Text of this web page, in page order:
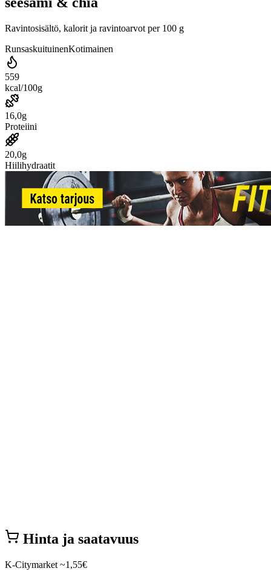
Ravintosisältö, kalorit ja ravintoarvot per 100 g
RunsaskuituinenKotimainen
559
kcal/100g
16,0g
Proteiini
20,0g
Hiilihydraatit
Hinta ja saatavuus
K-Citymarket ~1,55€